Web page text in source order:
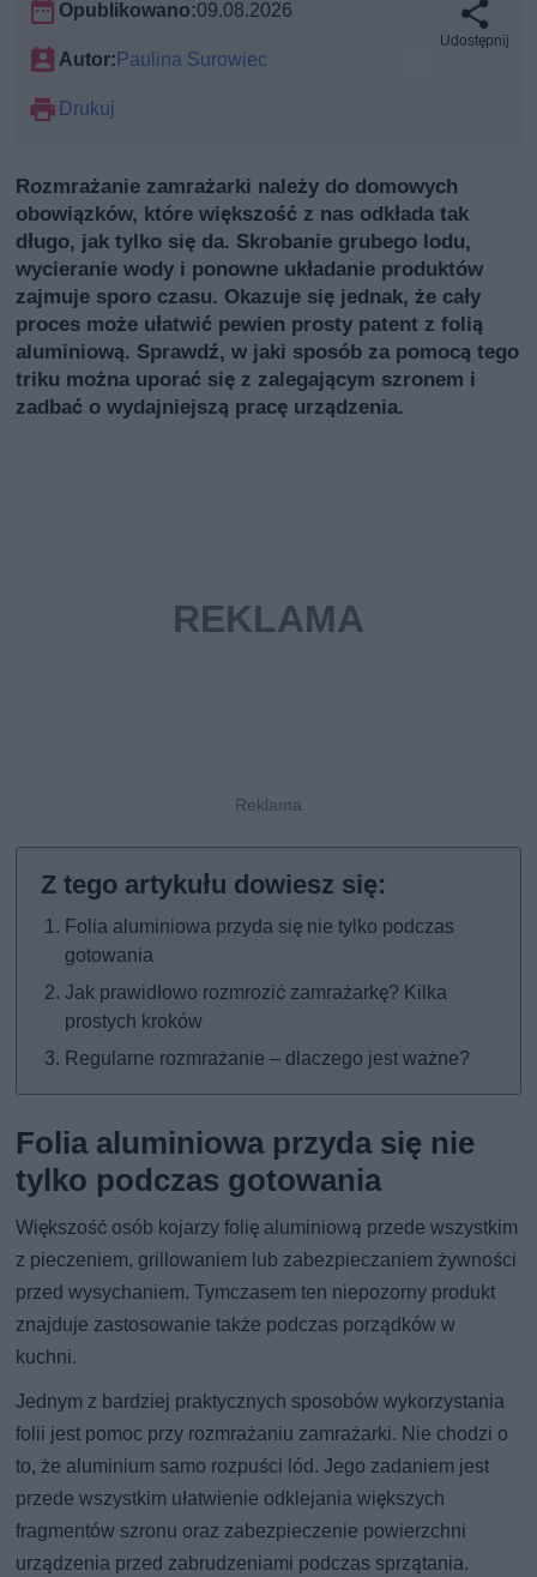
Opublikowano:09.08.2026
Autor: Paulina Surowiec
Drukuj
Udostępnij
Rozmrażanie zamrażarki należy do domowych
obowiązków, które większość z nas odkłada tak
długo, jak tylko się da. Skrobanie grubego lodu,
wycieranie wody i ponowne układanie produktów
zajmuje sporo czasu. Okazuje się jednak, że cały
proces może ułatwić pewien prosty patent z folią
aluminiową. Sprawdź, w jaki sposób za pomocą tego
triku można uporać się z zalegającym szronem i
zadbać o wydajniejszą pracę urządzenia.
Folia aluminiowa przyda się nie tylko podczas
gotowania
Jak prawidłowo rozmrozić zamrażarkę? Kilka
prostych kroków
Regularne rozmrażanie – dlaczego jest ważne?
Folia aluminiowa przyda się nie
tylko podczas gotowania
Większość osób kojarzy folię aluminiową przede wszystkim
z pieczeniem, grillowaniem lub zabezpieczaniem żywności
przed wysychaniem. Tymczasem ten niepozorny produkt
znajduje zastosowanie także podczas porządków w
kuchni.
Jednym z bardziej praktycznych sposobów wykorzystania
folii jest pomoc przy rozmrażaniu zamrażarki. Nie chodzi o
to, że aluminium samo rozpuści lód. Jego zadaniem jest
przede wszystkim ułatwienie odklejania większych
fragmentów szronu oraz zabezpieczenie powierzchni
urządzenia przed zabrudzeniami podczas sprzątania.